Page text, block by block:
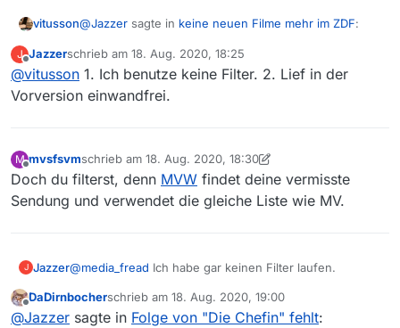
fin%20vergeltung
vitusson@Jazzer sagte in keine neuen Filme mehr im ZDF:
Im ZDF wird derzeit der Serienkrimi “Die Chefin”
jeden Samstag um 21.45 Uhr wiederholt. MV
zeigt an, dass im Juni 2020 der letzte war.
Die Chefin
Samstags 21.45 Uhr
MV: 13.6
Das hat
einen eigenen Thread aufmachen
.b sind das alles Wiederholungen und als solche
entweder nicht vom Crawler erfasst oder deine Filter
sind falsch eingestellt
J
Offline
Jazzerschrieb am 18. Aug. 2020, 18:25
zuletzt editiert von
@vitusson 1. Ich benutze keine Filter. 2. Lief in der
Vorversion einwandfrei.
M
Offline
mvsfsvmschrieb am 18. Aug. 2020, 18:30
zuletzt editiert von mvsfsvm
Doch du filterst, denn MVW findet deine vermisste
Sendung und verwendet die gleiche Liste wie MV.
J Jazzer@media_fread Ich habe gar keinen Filter laufen.
Offline
DaDirnbocherschrieb am 18. Aug. 2020, 19:00
zuletzt editiert von
@Jazzer sagte in Folge von "Die Chefin" fehlt: